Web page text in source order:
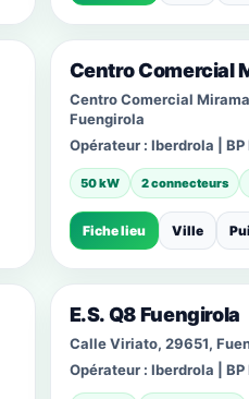
Centro Comercial
Centro Comercial
Fuengirola
Opérateur : Iberdrola | BP
50 kW 2 connecteurs
Fiche lieu Ville
E.S. Q8 Fuengirola
Calle Viriato, 29651,
Opérateur : Iberdrola | BP